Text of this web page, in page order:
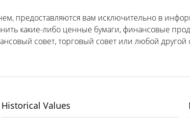
предоставляются вам исключительно в
какие-либо ценные бумаги, финансовые
совет, торговый совет или любой другой
Historical Values